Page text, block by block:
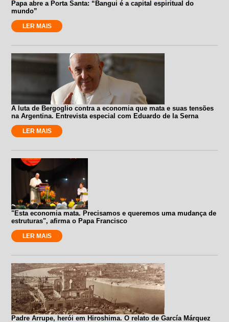
Papa abre a Porta Santa: “Bangui é a capital espiritual do
mundo”
LER MAIS
A luta de Bergoglio contra a economia que mata e suas tensões
na Argentina. Entrevista especial com Eduardo de la Serna
LER MAIS
"Esta economia mata. Precisamos e queremos uma mudança de
estruturas", afirma o Papa Francisco
LER MAIS
Padre Arrupe, herói em Hiroshima. O relato de García Márquez